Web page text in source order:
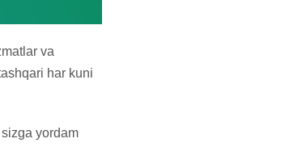
va
har kuni
yordam